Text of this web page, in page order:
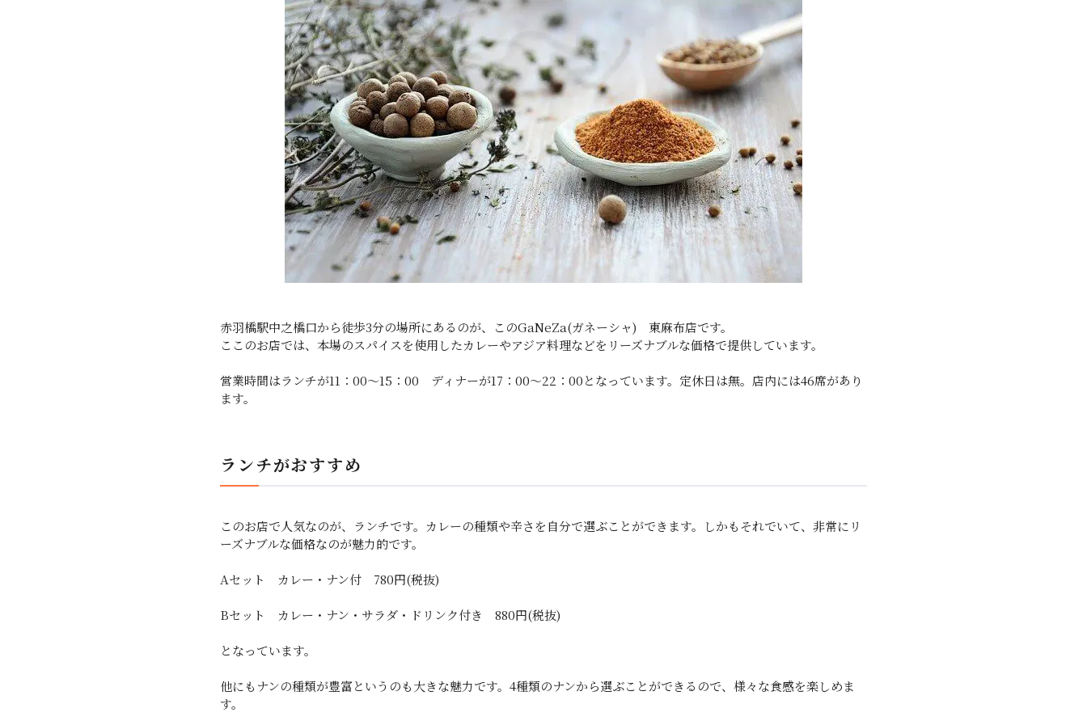
赤羽橋駅中之橋口から徒歩3分の場所にあるのが、このGaNeZa(ガネーシャ) 東麻布店です。
ここのお店では、本場のスパイスを使用したカレーやアジア料理などをリーズナブルな価格で提供しています。
営業時間はランチが11：00～15：00 ディナーが17：00～22：00となっています。定休日は無。店内には46席があり
ます。
ランチがおすすめ
このお店で人気なのが、ランチです。カレーの種類や辛さを自分で選ぶことができます。しかもそれでいて、非常にリ
ーズナブルな価格なのが魅力的です。
Aセット カレー・ナン付 780円(税抜)
Bセット カレー・ナン・サラダ・ドリンク付き 880円(税抜)
となっています。
他にもナンの種類が豊富というのも大きな魅力です。4種類のナンから選ぶことができるので、様々な食感を楽しめま
す。